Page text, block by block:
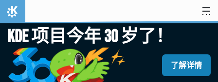
跳至内容
首页
KDE 项目今年 30 岁了！
了解详情